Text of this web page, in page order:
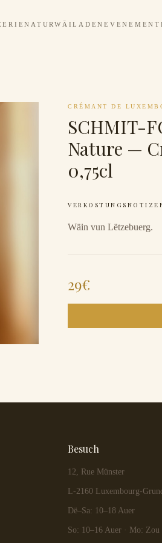
NATURWÄILADEN
CRÉMANT DE
SCHMIT-
Nature —
0,75cl
Wäin vun Lëtzebuerg.
29€
Besuch
12, Rue Münster
L-2160 Luxembourg-
Dë–Sa: 10–18 Auer
So: 10–16 Auer · Mo: Zou